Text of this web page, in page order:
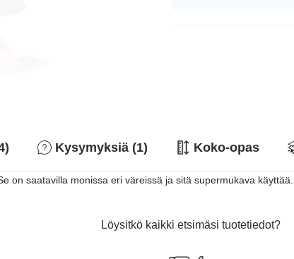
Kysymyksiä (1) Koko-opas
on saatavilla monissa eri väreissä ja sitä supermukava käyttää.
Löysitkö kaikki etsimäsi tuotetiedot?